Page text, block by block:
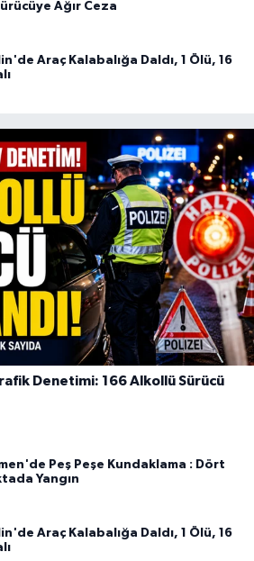
Ağır Ceza
Araç Kalabalığa Daldı, 1 Ölü, 16
Denetimi: 166 Alkollü Sürücü
Peş Peşe Kundaklama : Dört
Yangın
Araç Kalabalığa Daldı, 1 Ölü, 16